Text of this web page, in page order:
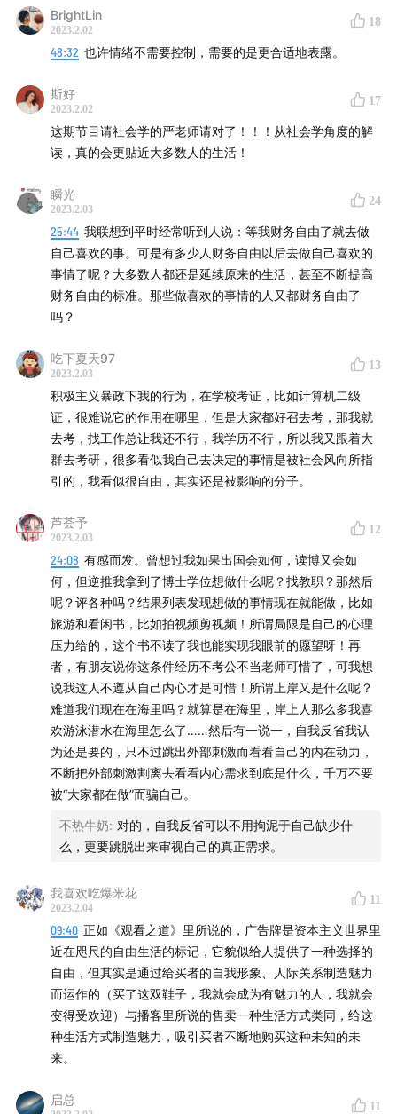
BrightLin
2023.2.02
18
48:32 也许情绪不需要控制，需要的是更合适地表露。
斯好
2023.2.02
17
这期节目请社会学的严老师请对了！！！从社会学角度的解
读，真的会更贴近大多数人的生活！
瞬光
2023.2.03
24
25:44 我联想到平时经常听到人说：等我财务自由了就去做
自己喜欢的事。可是有多少人财务自由以后去做自己喜欢的
事情了呢？大多数人都还是延续原来的生活，甚至不断提高
财务自由的标准。那些做喜欢的事情的人又都财务自由了
吗？
吃下夏天97
2023.2.03
13
积极主义暴政下我的行为，在学校考证，比如计算机二级
证，很难说它的作用在哪里，但是大家都好召去考，那我就
去考，找工作总让我还不行，我学历不行，所以我又跟着大
群去考研，很多看似我自己去决定的事情是被社会风向所指
引的，我看似很自由，其实还是被影响的分子。
芦荟予
2023.2.03
12
24:08 有感而发。曾想过我如果出国会如何，读博又会如
何，但逆推我拿到了博士学位想做什么呢？找教职？那然后
呢？评各种吗？结果列表发现想做的事情现在就能做，比如
旅游和看闲书，比如拍视频剪视频！所谓局限是自己的心理
压力给的，这个书不读了我也能实现我眼前的愿望呀！再
者，有朋友说你这条件经历不考公不当老师可惜了，可我想
说我这人不遵从自己内心才是可惜！所谓上岸又是什么呢？
难道我们现在在海里吗？就算是在海里，岸上人那么多我喜
欢游泳潜水在海里怎么了……然后有一说一，自我反省我认
为还是要的，只不过跳出外部刺激而看看自己的内在动力，
不断把外部刺激割离去看看内心需求到底是什么，千万不要
被“大家都在做”而骗自己。
不热牛奶: 对的，自我反省可以不用拘泥于自己缺少什
么，更要跳脱出来审视自己的真正需求。
我喜欢吃爆米花
2023.2.04
11
09:40 正如《观看之道》里所说的，广告牌是资本主义世界里
近在咫尺的自由生活的标记，它貌似给人提供了一种选择的
自由，但其实是通过给买者的自我形象、人际关系制造魅力
而运作的（买了这双鞋子，我就会成为有魅力的人，我就会
变得受欢迎）与播客里所说的售卖一种生活方式类同，给这
种生活方式制造魅力，吸引买者不断地购买这种未知的未
来。
启总 11